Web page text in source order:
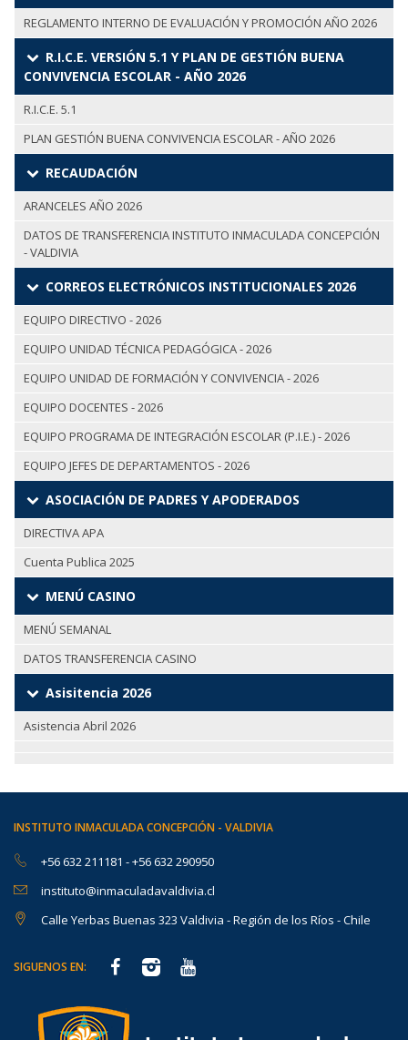
REGLAMENTO INTERNO DE EVALUACIÓN Y PROMOCIÓN AÑO 2026
R.I.C.E. VERSIÓN 5.1 Y PLAN DE GESTIÓN BUENA
CONVIVENCIA ESCOLAR - AÑO 2026
R.I.C.E. 5.1
PLAN GESTIÓN BUENA CONVIVENCIA ESCOLAR - AÑO 2026
RECAUDACIÓN
ARANCELES AÑO 2026
DATOS DE TRANSFERENCIA INSTITUTO INMACULADA CONCEPCIÓN
- VALDIVIA
CORREOS ELECTRÓNICOS INSTITUCIONALES 2026
EQUIPO DIRECTIVO - 2026
EQUIPO UNIDAD TÉCNICA PEDAGÓGICA - 2026
EQUIPO UNIDAD DE FORMACIÓN Y CONVIVENCIA - 2026
EQUIPO DOCENTES - 2026
EQUIPO PROGRAMA DE INTEGRACIÓN ESCOLAR (P.I.E.) - 2026
EQUIPO JEFES DE DEPARTAMENTOS - 2026
ASOCIACIÓN DE PADRES Y APODERADOS
DIRECTIVA APA
Cuenta Publica 2025
MENÚ CASINO
MENÚ SEMANAL
DATOS TRANSFERENCIA CASINO
Asisitencia 2026
Asistencia Abril 2026
INSTITUTO INMACULADA CONCEPCIÓN - VALDIVIA
+56 632 211181 -+56 632 290950
instituto@inmaculadavaldivia.cl
Calle Yerbas Buenas 323 Valdivia - Región de los Ríos - Chile
SIGUENOS EN: